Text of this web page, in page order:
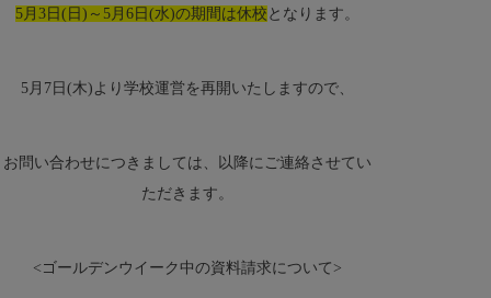
5月3日(日)～5月6日(水)の期間は休校 となります。
5月7日(木)より学校運営を再開いたしますので、
お問い合わせにつきましては、以降にご連絡させてい
ただきます。
< ゴールデンウイーク中の資料請求について >